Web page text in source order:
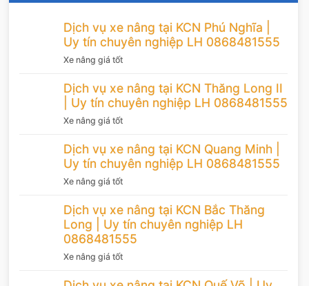
Dịch vụ xe nâng tại KCN Phú Nghĩa |
Uy tín chuyên nghiệp LH 0868481555
Xe nâng giá tốt
Dịch vụ xe nâng tại KCN Thăng Long II
| Uy tín chuyên nghiệp LH 0868481555
Xe nâng giá tốt
Dịch vụ xe nâng tại KCN Quang Minh |
Uy tín chuyên nghiệp LH 0868481555
Xe nâng giá tốt
Dịch vụ xe nâng tại KCN Bắc Thăng
Long | Uy tín chuyên nghiệp LH
0868481555
Xe nâng giá tốt